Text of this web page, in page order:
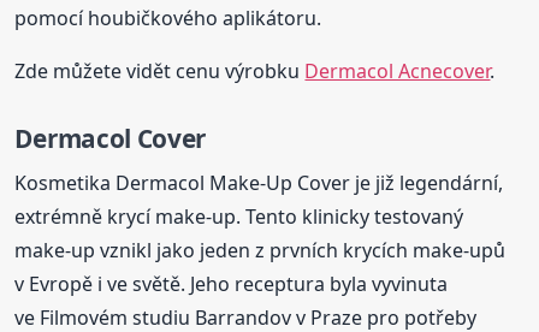
pomocí houbičkového aplikátoru.
Zde můžete vidět cenu výrobku Dermacol Acnecover.
Dermacol Cover
Kosmetika Dermacol Make-Up Cover je již legendární,
extrémně krycí make-up. Tento klinicky testovaný
make-up vznikl jako jeden z prvních krycích make-upů
v Evropě i ve světě. Jeho receptura byla vyvinuta
ve Filmovém studiu Barrandov v Praze pro potřeby